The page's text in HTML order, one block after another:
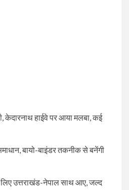
केदारनाथ हाईवे पर आया मलबा, कई
बायो-बाइंडर तकनीक से बनेंगी
उत्तराखंड-नेपाल साथ आए, जल्द